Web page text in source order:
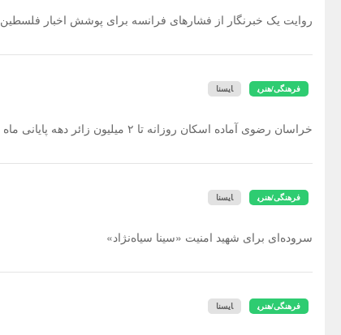
روایت یک خبرنگار از فشارهای فرانسه برای پوشش اخبار فلسطین
فرهنگی/هنری ایسنا
خراسان رضوی آماده اسکان روزانه تا ۲ میلیون زائر دهه پایانی ماه صفر
فرهنگی/هنری ایسنا
سروده‌ای برای شهید امنیت «سینا سیاه‌نژاد»
فرهنگی/هنری ایسنا